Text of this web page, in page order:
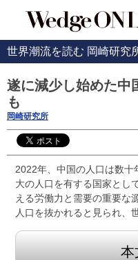
世界潮流を読む 岡崎研究
遂に減少し始めた中
も
岡崎研究所
2022年、中国の人口は数
大の人口を有する国家とし
える労働力と需要の重要な
人口を抜かれると見られ、
本